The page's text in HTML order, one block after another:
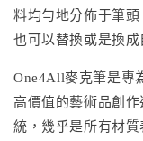
料均勻地分佈于筆
也可以替換或是換成
One4All麥克筆是專
高價值的藝術品創
統，幾乎是所有材質